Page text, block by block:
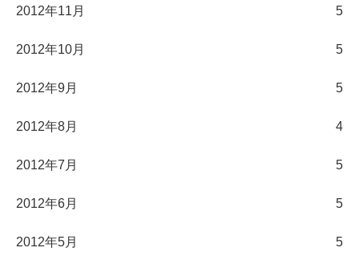
2012年11月 5
2012年10月 5
2012年9月 5
2012年8月 4
2012年7月 5
2012年6月 5
2012年5月 5